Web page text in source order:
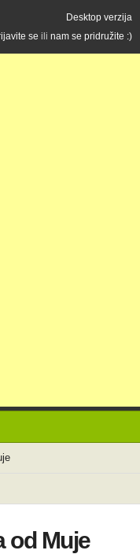
Desktop verzija
se ili nam se pridružite :)
od Muje